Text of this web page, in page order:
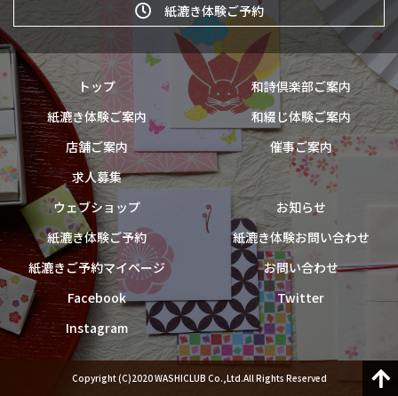
紙漉き体験ご予約
トップ
和詩倶楽部ご案内
紙漉き体験ご案内
和綴じ体験ご案内
店舗ご案内
催事ご案内
求人募集
ウェブショップ
お知らせ
紙漉き体験ご予約
紙漉き体験お問い合わせ
紙漉きご予約マイページ
お問い合わせ
Facebook
Twitter
Instagram
Copyright (C)2020 WASHICLUB Co.,Ltd.All Rights Reserved